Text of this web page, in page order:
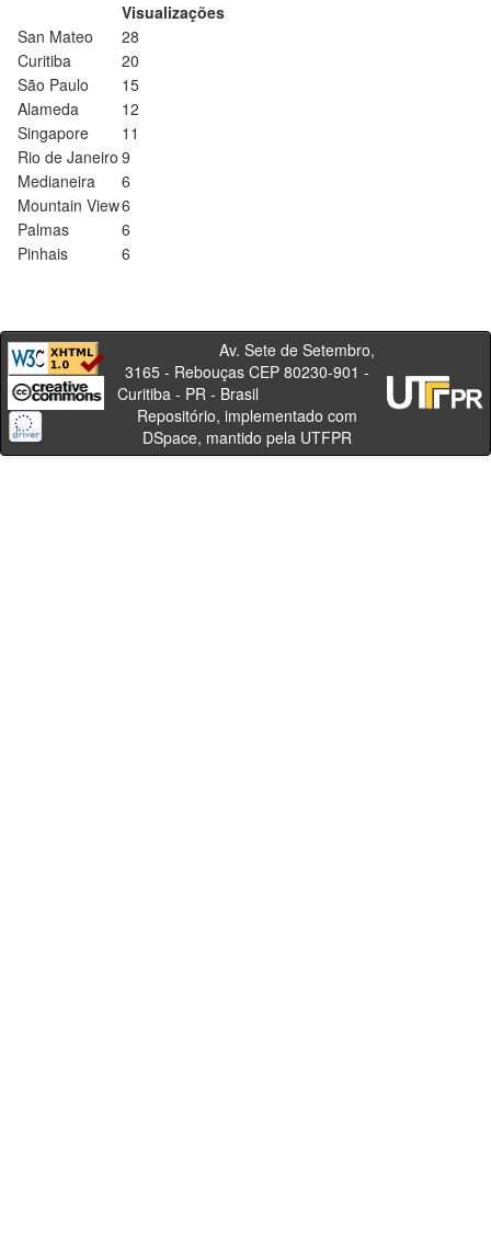
Visualizações
San Mateo
28
Curitiba
20
São Paulo
15
Alameda
12
Singapore
11
Rio de Janeiro 9
Medianeira
6
Mountain View6
Palmas
6
Pinhais
6
Av. Sete de Setembro,
3165 - Rebouças CEP 80230-901 -
Curitiba - PR - Brasil
Repositório, implementado com
DSpace, mantido pela UTFPR